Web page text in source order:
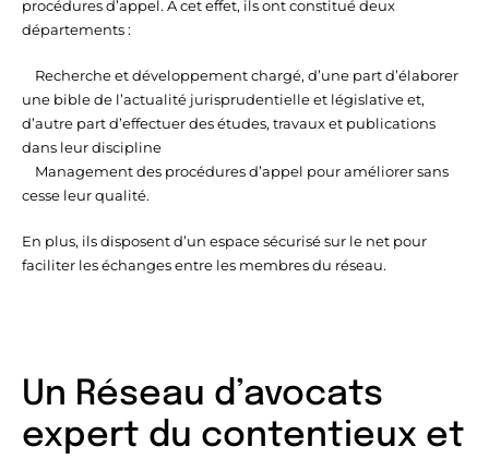
procédures d’appel. A cet effet, ils ont constitué deux
départements :
Recherche et développement chargé, d’une part d’élaborer
une bible de l’actualité jurisprudentielle et législative et,
d’autre part d’effectuer des études, travaux et publications
dans leur discipline
Management des procédures d’appel pour améliorer sans
cesse leur qualité.
En plus, ils disposent d’un espace sécurisé sur le net pour
faciliter les échanges entre les membres du réseau.
Un Réseau d’avocats
expert du contentieux et